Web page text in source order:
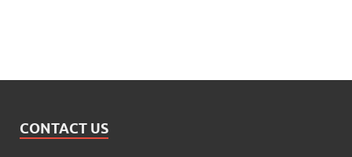
CONTACT US